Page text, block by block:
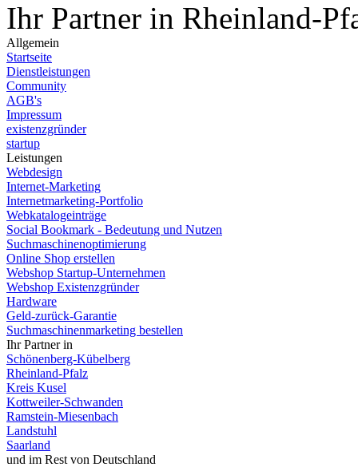
Ihr Partner in Rheinland-
Allgemein
Startseite
Dienstleistungen
Community
AGB's
Impressum
existenzgründer
startup
Leistungen
Webdesign
Internet-Marketing
Internetmarketing-Portfolio
Webkatalogeinträge
Social Bookmark - Bedeutung und Nutzen
Suchmaschinenoptimierung
Online Shop erstellen
Webshop Startup-Unternehmen
Webshop Existenzgründer
Hardware
Geld-zurück-Garantie
Suchmaschinenmarketing bestellen
Ihr Partner in
Schönenberg-Kübelberg
Rheinland-Pfalz
Kreis Kusel
Kottweiler-Schwanden
Ramstein-Miesenbach
Landstuhl
Saarland
und im Rest von Deutschland